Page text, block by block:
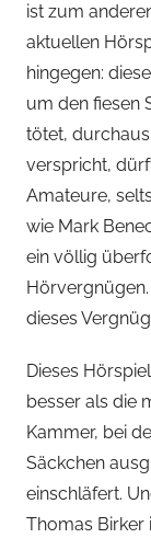
ist zum
aktuellen
hingegen:
um den fiesen
tötet,
verspricht,
Amateure,
wie Mark
ein völlig
dieses
Dieses
besser als die
Kammer, bei
Säckchen
einschläfert.
Thomas Birker